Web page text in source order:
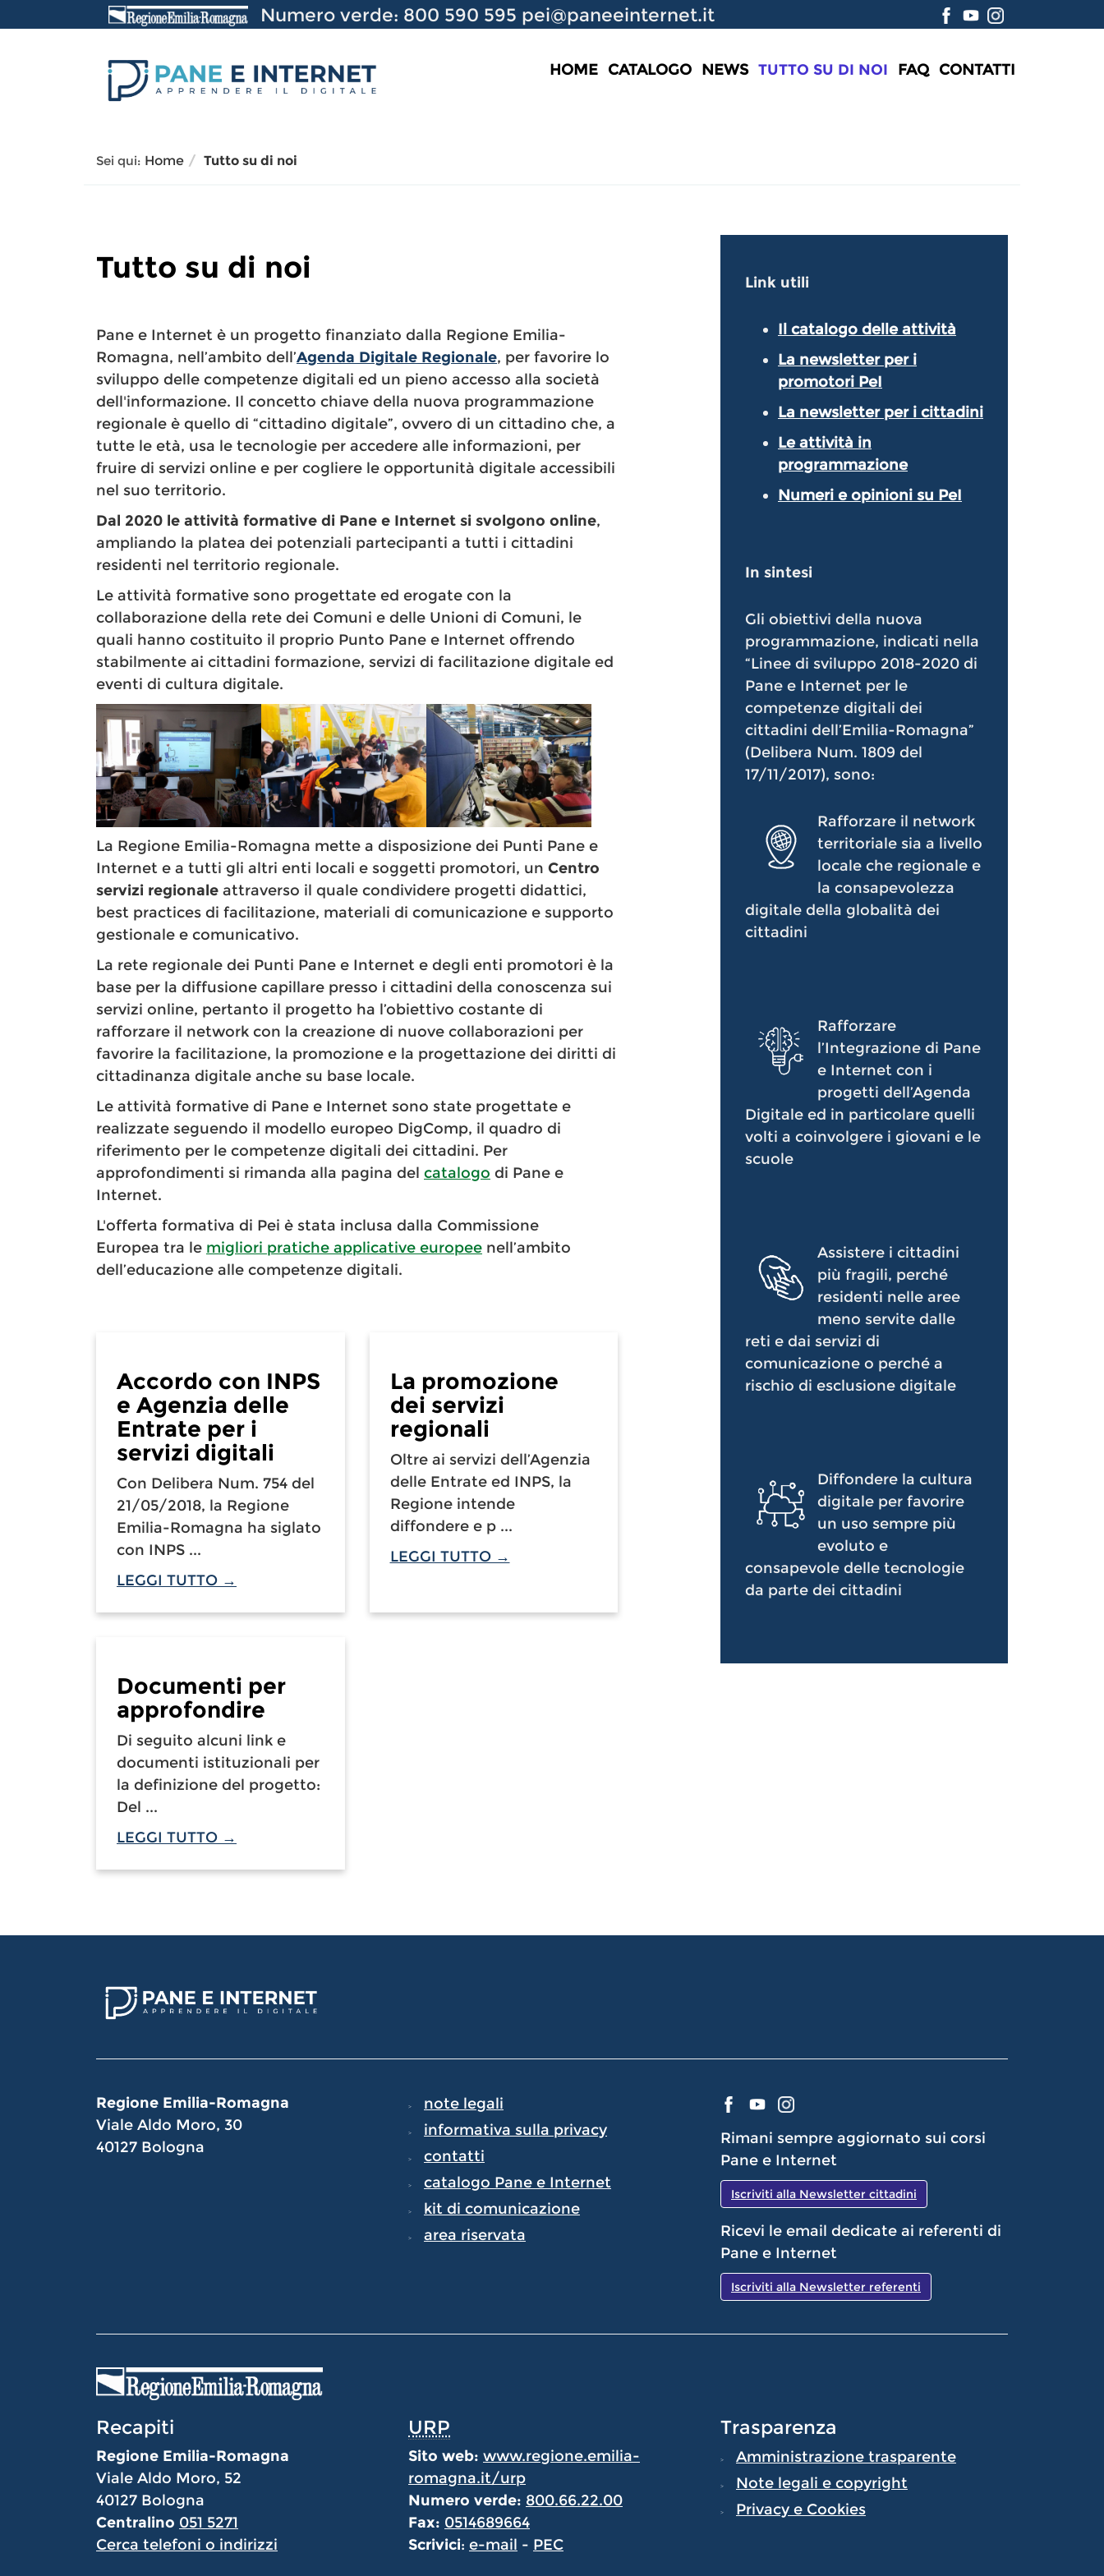
al
Numero verde: 800 590 595 pei@paneeinternet.it
HOME CATALOGO NEWS TUTTO SU DI NOI FAQ CONTATTI
Sei qui: Home Tutto su di noi
Tutto su di noi
Pane e Internet è un progetto finanziato dalla Regione Emilia-
Romagna, nell’ambito dell’Agenda Digitale Regionale, per favorire lo
sviluppo delle competenze digitali ed un pieno accesso alla società
dell'informazione. Il concetto chiave della nuova programmazione
regionale è quello di “cittadino digitale”, ovvero di un cittadino che, a
tutte le età, usa le tecnologie per accedere alle informazioni, per
fruire di servizi online e per cogliere le opportunità digitale accessibili
nel suo territorio.
Dal 2020 le attività formative di Pane e Internet si svolgono online,
ampliando la platea dei potenziali partecipanti a tutti i cittadini
residenti nel territorio regionale.
Le attività formative sono progettate ed erogate con la
collaborazione della rete dei Comuni e delle Unioni di Comuni, le
quali hanno costituito il proprio Punto Pane e Internet offrendo
stabilmente ai cittadini formazione, servizi di facilitazione digitale ed
eventi di cultura digitale.
La Regione Emilia-Romagna mette a disposizione dei Punti Pane e
Internet e a tutti gli altri enti locali e soggetti promotori, un Centro
servizi regionale attraverso il quale condividere progetti didattici,
best practices di facilitazione, materiali di comunicazione e supporto
gestionale e comunicativo.
La rete regionale dei Punti Pane e Internet e degli enti promotori è la
base per la diffusione capillare presso i cittadini della conoscenza sui
servizi online, pertanto il progetto ha l’obiettivo costante di
rafforzare il network con la creazione di nuove collaborazioni per
favorire la facilitazione, la promozione e la progettazione dei diritti di
cittadinanza digitale anche su base locale.
Le attività formative di Pane e Internet sono state progettate e
realizzate seguendo il modello europeo DigComp, il quadro di
riferimento per le competenze digitali dei cittadini. Per
approfondimenti si rimanda alla pagina del catalogo di Pane e
Internet.
L'offerta formativa di Pei è stata inclusa dalla Commissione
Europea tra le migliori pratiche applicative europee nell’ambito
dell’educazione alle competenze digitali.
Accordo con INPS
e Agenzia delle
Entrate per i
servizi digitali
Con Delibera Num. 754 del
21/05/2018, la Regione
Emilia-Romagna ha siglato
con INPS ...
LEGGI TUTTO →
La promozione
dei servizi
regionali
Oltre ai servizi dell’Agenzia
delle Entrate ed INPS, la
Regione intende
diffondere e p ...
LEGGI TUTTO →
Documenti per
approfondire
Di seguito alcuni link e
documenti istituzionali per
la definizione del progetto:
Del ...
LEGGI TUTTO →
Link utili
Il catalogo delle attività
La newsletter per i
promotori PeI
La newsletter per i cittadini
Le attività in
programmazione
Numeri e opinioni su PeI
In sintesi
Gli obiettivi della nuova
programmazione, indicati nella
“Linee di sviluppo 2018-2020 di
Pane e Internet per le
competenze digitali dei
cittadini dell’Emilia-Romagna”
(Delibera Num. 1809 del
17/11/2017), sono:
Rafforzare il network
territoriale sia a livello
locale che regionale e
la consapevolezza
digitale della globalità dei
cittadini
Rafforzare
l’Integrazione di Pane
e Internet con i
progetti dell’Agenda
Digitale ed in particolare quelli
volti a coinvolgere i giovani e le
scuole
Assistere i cittadini
più fragili, perché
residenti nelle aree
meno servite dalle
reti e dai servizi di
comunicazione o perché a
rischio di esclusione digitale
Diffondere la cultura
digitale per favorire
un uso sempre più
evoluto e
consapevole delle tecnologie
da parte dei cittadini
Regione Emilia-Romagna
Viale Aldo Moro, 30
40127 Bologna
note legali
informativa sulla privacy
contatti
catalogo Pane e Internet
kit di comunicazione
area riservata
Rimani sempre aggiornato sui corsi
Pane e Internet
Iscriviti alla Newsletter cittadini
Ricevi le email dedicate ai referenti di
Pane e Internet
Iscriviti alla Newsletter referenti
Recapiti
Regione Emilia-Romagna
Viale Aldo Moro, 52
40127 Bologna
Centralino 051 5271
Cerca telefoni o indirizzi
URP
Sito web: www.regione.emilia-
romagna.it/urp
Numero verde: 800.66.22.00
Fax: 0514689664
Scrivici: e-mail - PEC
Trasparenza
Amministrazione trasparente
Note legali e copyright
Privacy e Cookies